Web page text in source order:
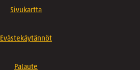
Sivukartta
Evästekäytännöt
Palaute